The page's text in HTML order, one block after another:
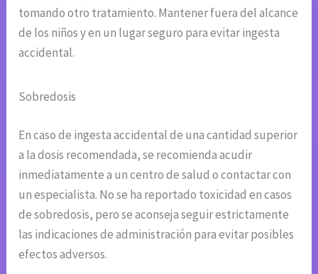
tomando otro tratamiento. Mantener fuera del alcance
de los niños y en un lugar seguro para evitar ingesta
accidental.
Sobredosis
En caso de ingesta accidental de una cantidad superior
a la dosis recomendada, se recomienda acudir
inmediatamente a un centro de salud o contactar con
un especialista. No se ha reportado toxicidad en casos
de sobredosis, pero se aconseja seguir estrictamente
las indicaciones de administración para evitar posibles
efectos adversos.